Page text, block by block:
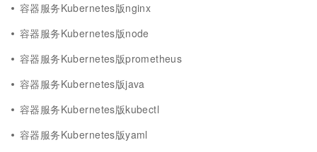
容器服务Kubernetes版nginx
容器服务Kubernetes版node
容器服务Kubernetes版prometheus
容器服务Kubernetes版java
容器服务Kubernetes版kubectl
容器服务Kubernetes版yaml